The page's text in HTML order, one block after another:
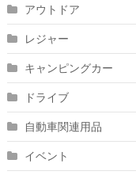
アウトドア
レジャー
キャンピングカー
ドライブ
自動車関連用品
イベント